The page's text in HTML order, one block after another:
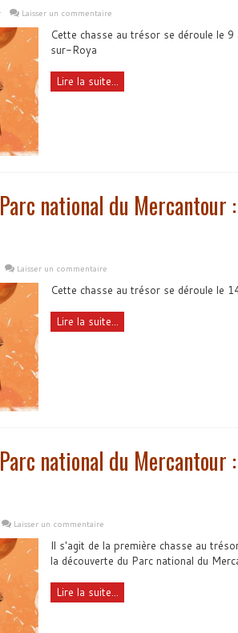
Laisser un commentaire
Cette chasse au trésor se déroule le
sur-Roya
Lire la suite...
national du Mercantour
Laisser un commentaire
Cette chasse au trésor se déroule le
Lire la suite...
national du Mercantour
Laisser un commentaire
Il s'agit de la première chasse au
la découverte du Parc national du
Lire la suite...